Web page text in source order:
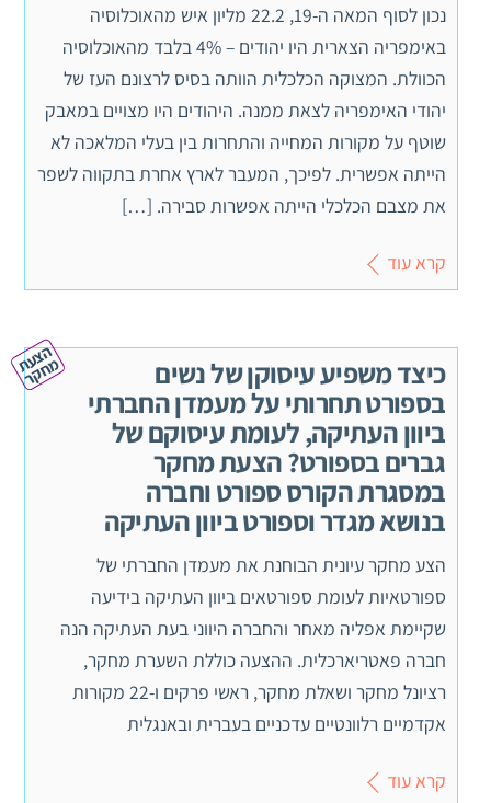
נכון לסוף המאה ה-19, 22.2 מליון איש מהאוכלוסיה
באימפריה הצארית היו יהודים – 4% בלבד מהאוכלוסיה
הכוולת. המצוקה הכלכלית הוותה בסיס לרצונם העז של
יהודי האימפריה לצאת ממנה. היהודים היו מצויים במאבק
שוטף על מקורות המחייה והתחרות בין בעלי המלאכה לא
הייתה אפשרית. לפיכך, המעבר לארץ אחרת בתקווה לשפר
את מצבם הכלכלי הייתה אפשרות סבירה. […]
קרא עוד
כיצד משפיע עיסוקן של נשים
בספורט תחרותי על מעמדן החברתי
ביוון העתיקה, לעומת עיסוקם של
גברים בספורט? הצעת מחקר
במסגרת הקורס ספורט וחברה
בנושא מגדר וספורט ביוון העתיקה
ה
צ
ע
ת מ
ח
ק
ר
הצע מחקר עיונית הבוחנת את מעמדן החברתי של
ספורטאיות לעומת ספורטאים ביוון העתיקה בידיעה
שקיימת אפליה מאחר והחברה היווני בעת העתיקה הנה
חברה פאטריארכלית. ההצעה כוללת השערת מחקר,
רציונל מחקר ושאלת מחקר, ראשי פרקים ו-22 מקורות
אקדמיים רלוונטיים עדכניים בעברית ובאנגלית
קרא עוד